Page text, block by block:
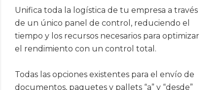
Unifica toda la logística de tu empresa a través
de un único panel de control, reduciendo el
tiempo y los recursos necesarios para optimizar
el rendimiento con un control total.
Todas las opciones existentes para el envío de
documentos, paquetes y pallets “a” y “desde”